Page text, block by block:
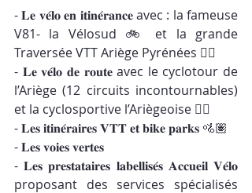
- 𝐋𝐞 𝐯𝐞́𝐥𝐨 𝐞𝐧 𝐢𝐭𝐢𝐧𝐞́𝐫𝐚𝐧𝐜𝐞 avec : la fameuse
V81- la Vélosud 🚲 et la grande
Traversée VTT Ariège Pyrénées 🚵‍♀️
- 𝐋𝐞 𝐯𝐞́𝐥𝐨 𝐝𝐞 𝐫𝐨𝐮𝐭𝐞 avec le cyclotour de
l’Ariège (12 circuits incontournables)
et la cyclosportive l’Ariègeoise 🚴‍♀️
- 𝐋𝐞𝐬 𝐢𝐭𝐢𝐧𝐞́𝐫𝐚𝐢𝐫𝐞𝐬 𝐕𝐓𝐓 𝐞𝐭 𝐛𝐢𝐤𝐞 𝐩𝐚𝐫𝐤𝐬 🚵🏽
- 𝐋𝐞𝐬 𝐯𝐨𝐢𝐞𝐬 𝐯𝐞𝐫𝐭𝐞𝐬
- 𝐋𝐞𝐬 𝐩𝐫𝐞𝐬𝐭𝐚𝐭𝐚𝐢𝐫𝐞𝐬 𝐥𝐚𝐛𝐞𝐥𝐥𝐢𝐬𝐞́𝐬 𝐀𝐜𝐜𝐮𝐞𝐢𝐥 𝐕𝐞́𝐥𝐨
proposant des services spécialisés